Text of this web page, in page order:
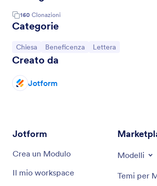
160 Clonazioni
Categorie
Vai alla Categoria:
Chiesa Vai alla Categoria:
Beneficenza Vai alla Categoria:
Lettera
Creato da
Jotform
Jotform
Crea un Modulo
Il mio workspace
Modelli
Temi per